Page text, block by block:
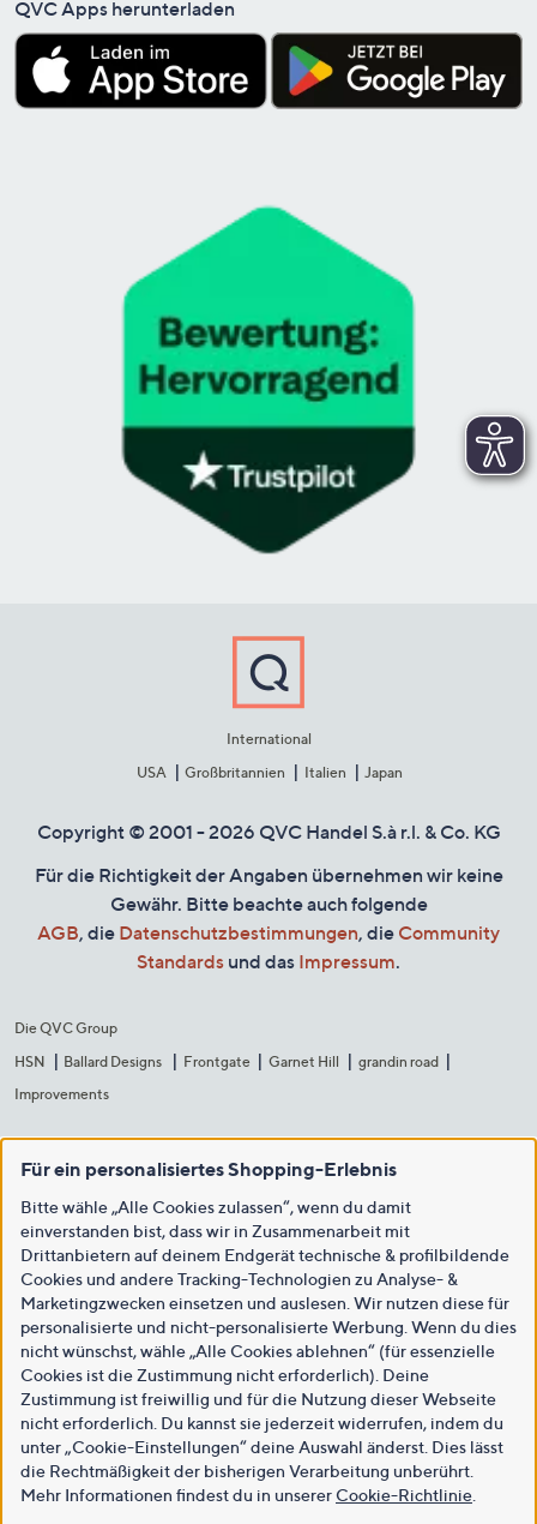
QVC Apps herunterladen
International
USA
Großbritannien Italien Japan
Copyright © 2001 - 2026 QVC Handel S.à r.l. & Co. KG
Für die Richtigkeit der Angaben übernehmen wir keine
Gewähr. Bitte beachte auch folgende
AGB, die Datenschutzbestimmungen, die Community
Standards und das Impressum.
Die QVC Group
HSN
Ballard Designs Frontgate Garnet Hill
grandin road
Improvements
Für ein personalisiertes Shopping-Erlebnis
Bitte wähle „Alle Cookies zulassen“, wenn du damit
einverstanden bist, dass wir in Zusammenarbeit mit
Drittanbietern auf deinem Endgerät technische & profilbildende
Cookies und andere Tracking-Technologien zu Analyse- &
Marketingzwecken einsetzen und auslesen. Wir nutzen diese für
personalisierte und nicht-personalisierte Werbung. Wenn du dies
nicht wünschst, wähle „Alle Cookies ablehnen“ (für essenzielle
Cookies ist die Zustimmung nicht erforderlich). Deine
Zustimmung ist freiwillig und für die Nutzung dieser Webseite
nicht erforderlich. Du kannst sie jederzeit widerrufen, indem du
unter „Cookie-Einstellungen“ deine Auswahl änderst. Dies lässt
die Rechtmäßigkeit der bisherigen Verarbeitung unberührt.
Mehr Informationen findest du in unsererCookie-Richtlinie